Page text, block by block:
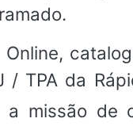
Online,
/ TPA da
a missão de